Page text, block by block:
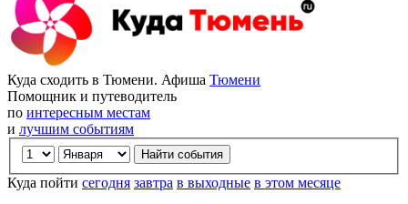
Куда сходить в Тюмени. Афиша Тюмени
Помощник и путеводитель
по интересным местам
и лучшим событиям
Куда пойти сегодня завтра в выходные в этом месяце